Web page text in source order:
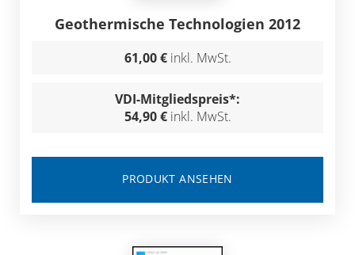
Geothermische Technologien 2012
61,00 € inkl. MwSt.
VDI-Mitgliedspreis*:
54,90 € inkl. MwSt.
PRODUKT ANSEHEN